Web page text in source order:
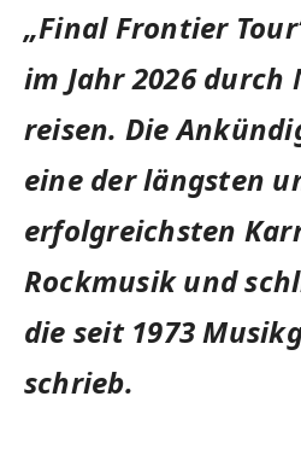
„Final Frontier
im Jahr 2026 durch
reisen. Die
eine der längsten
erfolgreichsten
Rockmusik und
die seit 1973
schrieb.